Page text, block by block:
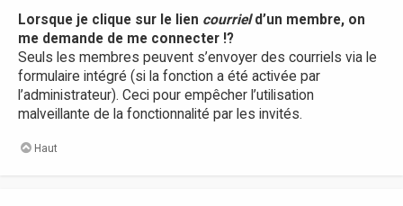
Lorsque je clique sur le lien courrield’un membre, on
me demande de me connecter !?
Seuls les membres peuvent s’envoyer des courriels via le
formulaire intégré (si la fonction a été activée par
l’administrateur). Ceci pour empêcher l’utilisation
malveillante de la fonctionnalité par les invités.
Haut